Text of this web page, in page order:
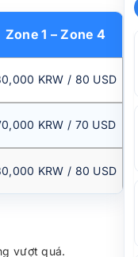
Zone 1 – Zone 4
KRW / 80 USD
KRW / 70 USD
KRW / 80 USD
vượt quá.